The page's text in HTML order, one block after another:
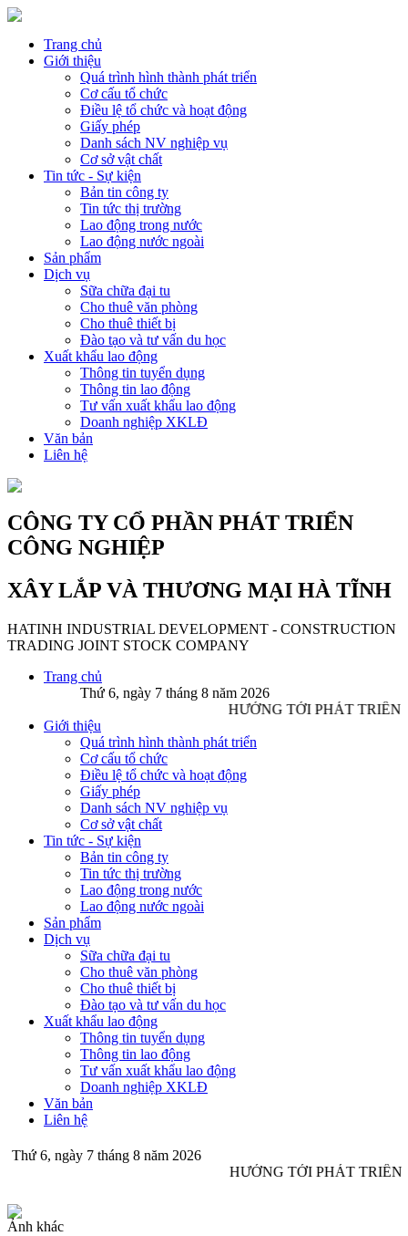
Trang chủ
Giới thiệu
Quá trình hình thành phát triển
Cơ cấu tổ chức
Điều lệ tổ chức và hoạt động
Giấy phép
Danh sách NV nghiệp vụ
Cơ sở vật chất
Tin tức - Sự kiện
Bản tin công ty
Tin tức thị trường
Lao động trong nước
Lao động nước ngoài
Sản phẩm
Dịch vụ
Sữa chữa đại tu
Cho thuê văn phòng
Cho thuê thiết bị
Đào tạo và tư vấn du học
Xuất khẩu lao động
Thông tin tuyển dụng
Thông tin lao động
Tư vấn xuất khẩu lao động
Doanh nghiệp XKLĐ
Văn bản
Liên hệ
CÔNG TY CỔ PHẦN PHÁT TRIỂN
CÔNG NGHIỆP
XÂY LẮP VÀ THƯƠNG MẠI HÀ TĨNH
HATINH INDUSTRIAL DEVELOPMENT - CONSTRUCTION
TRADING JOINT STOCK COMPANY
Trang chủ
Thứ 6, ngày 7 tháng 8 năm 2026
HƯỚNG TỚI PHÁT TRIỂN
Giới thiệu
Quá trình hình thành phát triển
Cơ cấu tổ chức
Điều lệ tổ chức và hoạt động
Giấy phép
Danh sách NV nghiệp vụ
Cơ sở vật chất
Tin tức - Sự kiện
Bản tin công ty
Tin tức thị trường
Lao động trong nước
Lao động nước ngoài
Sản phẩm
Dịch vụ
Sữa chữa đại tu
Cho thuê văn phòng
Cho thuê thiết bị
Đào tạo và tư vấn du học
Xuất khẩu lao động
Thông tin tuyển dụng
Thông tin lao động
Tư vấn xuất khẩu lao động
Doanh nghiệp XKLĐ
Văn bản
Liên hệ
Thứ 6, ngày 7 tháng 8 năm 2026
HƯỚNG TỚI PHÁT TRIỂN
Ảnh khác